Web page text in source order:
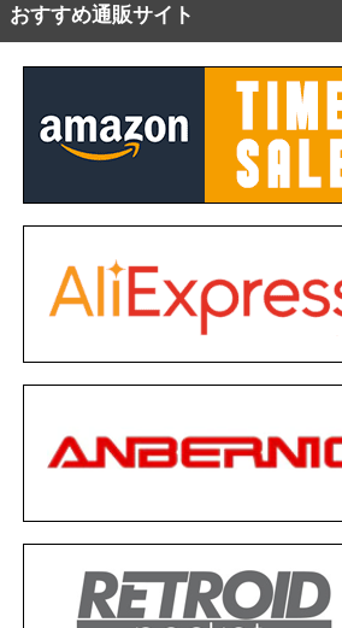
おすすめ通販サイト